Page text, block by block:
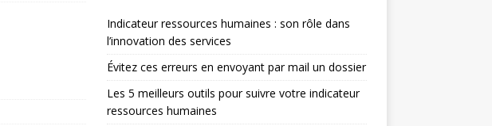
Indicateur ressources humaines : son rôle dans
l’innovation des services
Évitez ces erreurs en envoyant par mail un dossier
Les 5 meilleurs outils pour suivre votre indicateur
ressources humaines